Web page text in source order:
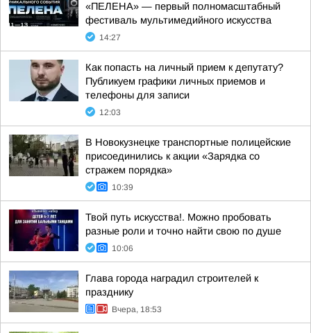
«ПЕЛЕНА» — первый полномасштабный
фестиваль мультимедийного искусства
14:27
Как попасть на личный прием к депутату?
Публикуем графики личных приемов и
телефоны для записи
12:03
В Новокузнецке транспортные полицейские
присоединились к акции «Зарядка со
стражем порядка»
10:39
Твой путь искусства!. Можно пробовать
разные роли и точно найти свою по душе
10:06
Глава города наградил строителей к
празднику
Вчера, 18:53